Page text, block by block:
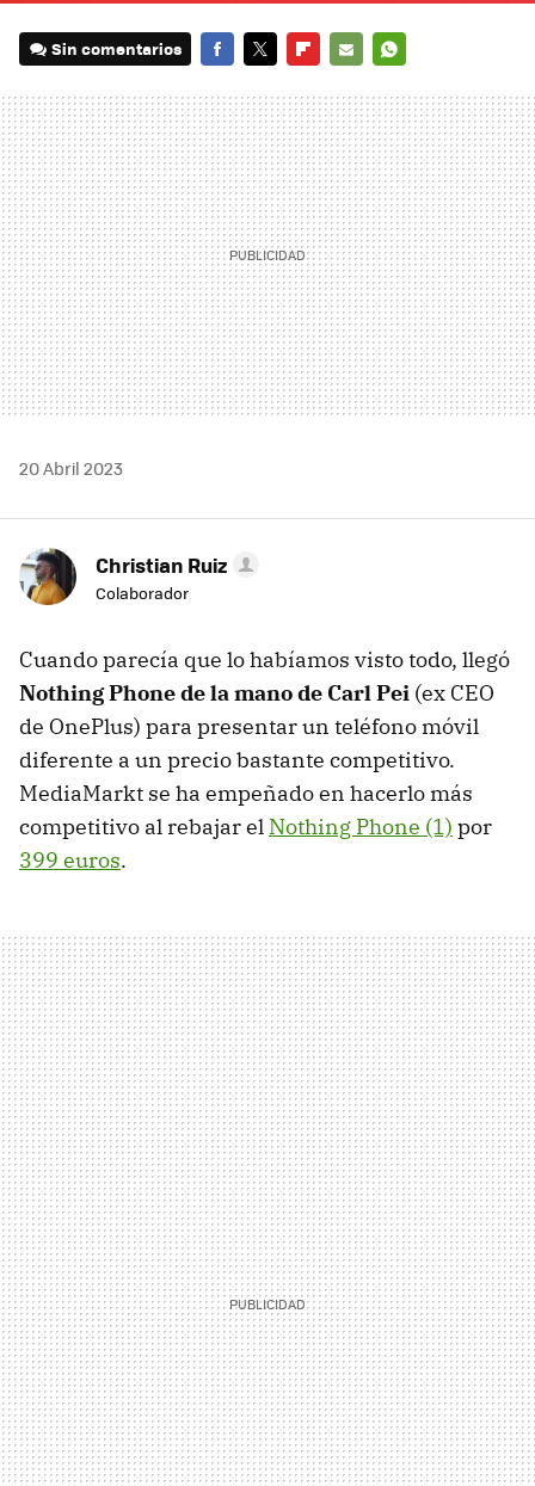
Sin comentarios
MAIL
20 Abril 2023
Christian Ruiz
Colaborador
Cuando parecía que lo habíamos visto todo, llegó
Nothing Phone de la mano de Carl Pei (ex CEO
de OnePlus) para presentar un teléfono móvil
diferente a un precio bastante competitivo.
MediaMarkt se ha empeñado en hacerlo más
competitivo al rebajar el Nothing Phone (1) por
399 euros.